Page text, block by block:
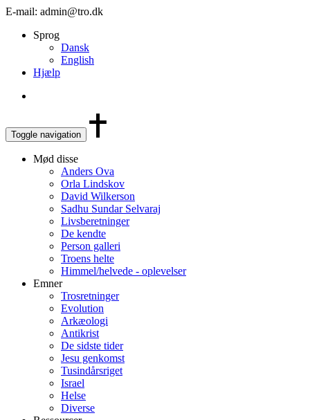
E-mail: admin@tro.dk
Sprog
Dansk
English
Hjælp
Toggle navigation
Mød disse
Anders Ova
Orla Lindskov
David Wilkerson
Sadhu Sundar Selvaraj
Livsberetninger
De kendte
Person galleri
Troens helte
Himmel/helvede - oplevelser
Emner
Trosretninger
Evolution
Arkæologi
Antikrist
De sidste tider
Jesu genkomst
Tusindårsriget
Israel
Helse
Diverse